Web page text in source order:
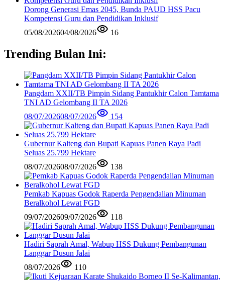
Dorong Generasi Emas 2045, Bunda PAUD HSS Pacu
Kompetensi Guru dan Pendidikan Inklusif
05/08/202604/08/2026 16
Trending Bulan Ini:
Pangdam XXII/TB Pimpin Sidang Pantukhir Calon Tamtama
TNI AD Gelombang II TA 2026
08/07/202608/07/2026 154
Gubernur Kalteng dan Bupati Kapuas Panen Raya Padi
Seluas 25.799 Hektare
08/07/202608/07/2026 138
Pemkab Kapuas Godok Raperda Pengendalian Minuman
Beralkohol Lewat FGD
09/07/202609/07/2026 118
Hadiri Saprah Amal, Wabup HSS Dukung Pembangunan
Langgar Dusun Jalai
08/07/2026
110